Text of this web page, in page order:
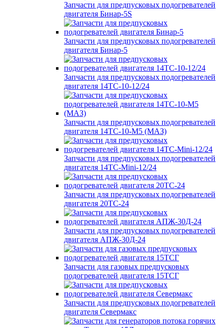
Запчасти для предпусковых подогревателей
двигателя Бинар-5S
Запчасти для предпусковых подогревателей
двигателя Бинар-5
Запчасти для предпусковых подогревателей
двигателя 14ТС-10-12/24
Запчасти для предпусковых подогревателей
двигателя 14ТС-10-М5 (МАЗ)
Запчасти для предпусковых подогревателей
двигателя 14ТС-Mini-12/24
Запчасти для предпусковых подогревателей
двигателя 20ТС-24
Запчасти для предпусковых подогревателей
двигателя АПЖ-30Д-24
Запчасти для газовых предпусковых
подогревателей двигателя 15ТСГ
Запчасти для предпусковых подогревателей
двигателя Севермакс